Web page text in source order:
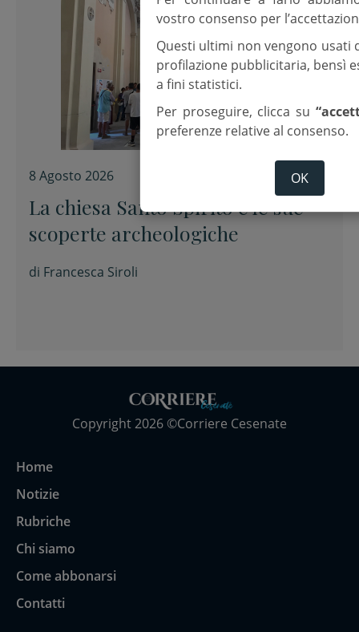
8 Agosto 2026
La chiesa Santo Spirito e le sue
scoperte archeologiche
di Francesca Siroli
Copyright 2026 ©Corriere Cesenate
Home
Notizie
Rubriche
Chi siamo
Come abbonarsi
Contatti
vostro consenso per
Questi ultimi non vengono usati
profilazione pubblicitaria, bensì
a fini statistici.
Per proseguire, clicca su
preferenze relative al consenso.
OK